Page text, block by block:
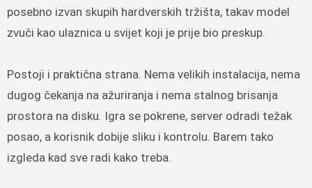
posebno izvan skupih hardverskih tržišta, takav model
zvuči kao ulaznica u svijet koji je prije bio preskup.
Postoji i praktična strana. Nema velikih instalacija, nema
dugog čekanja na ažuriranja i nema stalnog brisanja
prostora na disku. Igra se pokrene, server odradi težak
posao, a korisnik dobije sliku i kontrolu. Barem tako
izgleda kad sve radi kako treba.